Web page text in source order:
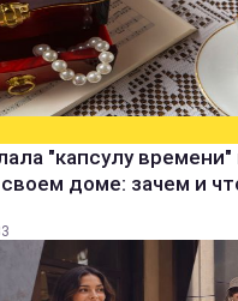
"капсулу времени"
доме: зачем и